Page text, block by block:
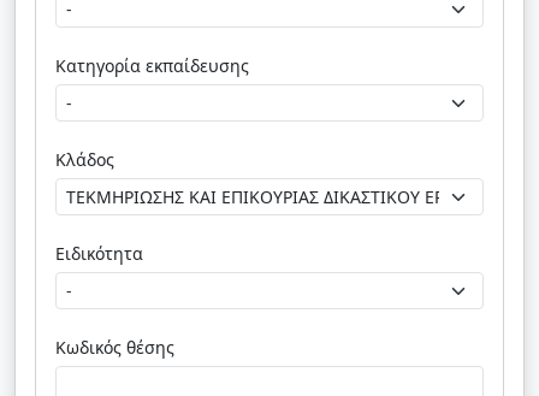
Κατηγορία εκπαίδευσης
Κλάδος
Ειδικότητα
Κωδικός θέσης